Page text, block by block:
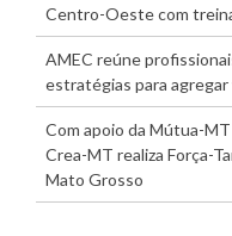
Centro-Oeste com
AMEC reúne
estratégias para
Com apoio da Mútua-
Crea-MT realiza Força-
Mato Grosso